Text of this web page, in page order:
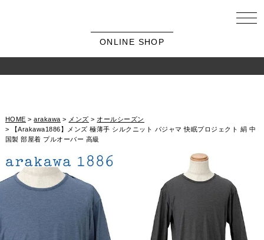
ONLINE SHOP
HOME arakawa メンズ
オールシーズン
【Arakawa1886】メンズ 極薄手 シルクニット パジャマ 快眠プロジェクト 絹 中
国製 部屋着 プルオーバー 高級